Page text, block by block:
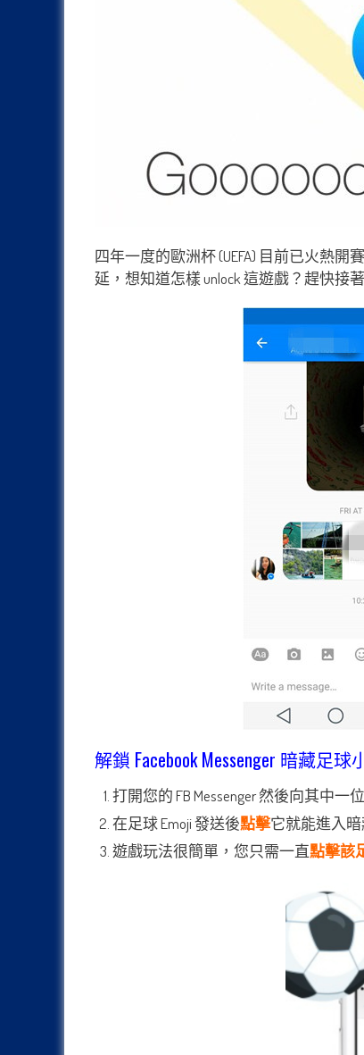
四年一度的歐洲杯 (UEFA) 目前已火熱開
延，想知道怎樣 unlock 這遊戲？趕快接
解鎖 Facebook Messenger 暗藏足
打開您的 FB Messenger 然後向其中一
在足球 Emoji 發送後點擊它就能進入
遊戲玩法很簡單，您只需一直點擊該